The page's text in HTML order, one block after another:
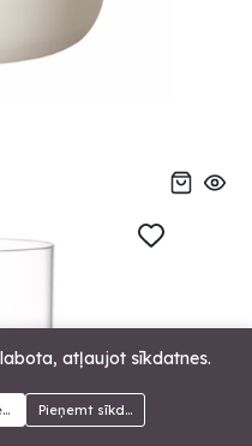
Meklēt Grozs
atļaujot sīkdatnes.
Pieņemt sīkdatnes